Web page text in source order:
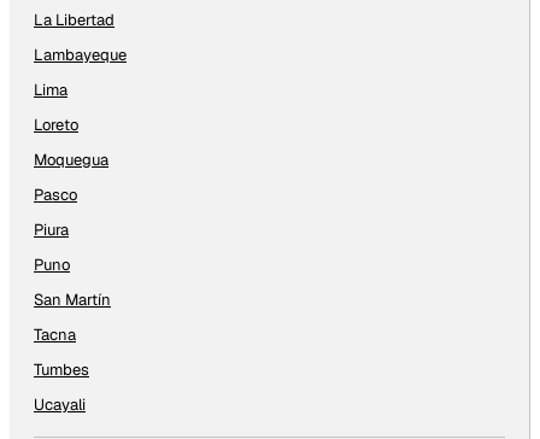
La Libertad
Lambayeque
Lima
Loreto
Moquegua
Pasco
Piura
Puno
San Martín
Tacna
Tumbes
Ucayali